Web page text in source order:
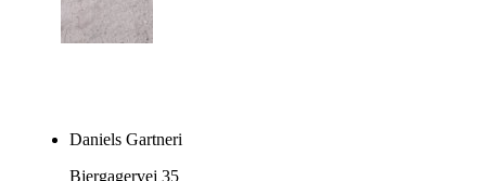
Daniels Gartneri
Bjergagervej 35